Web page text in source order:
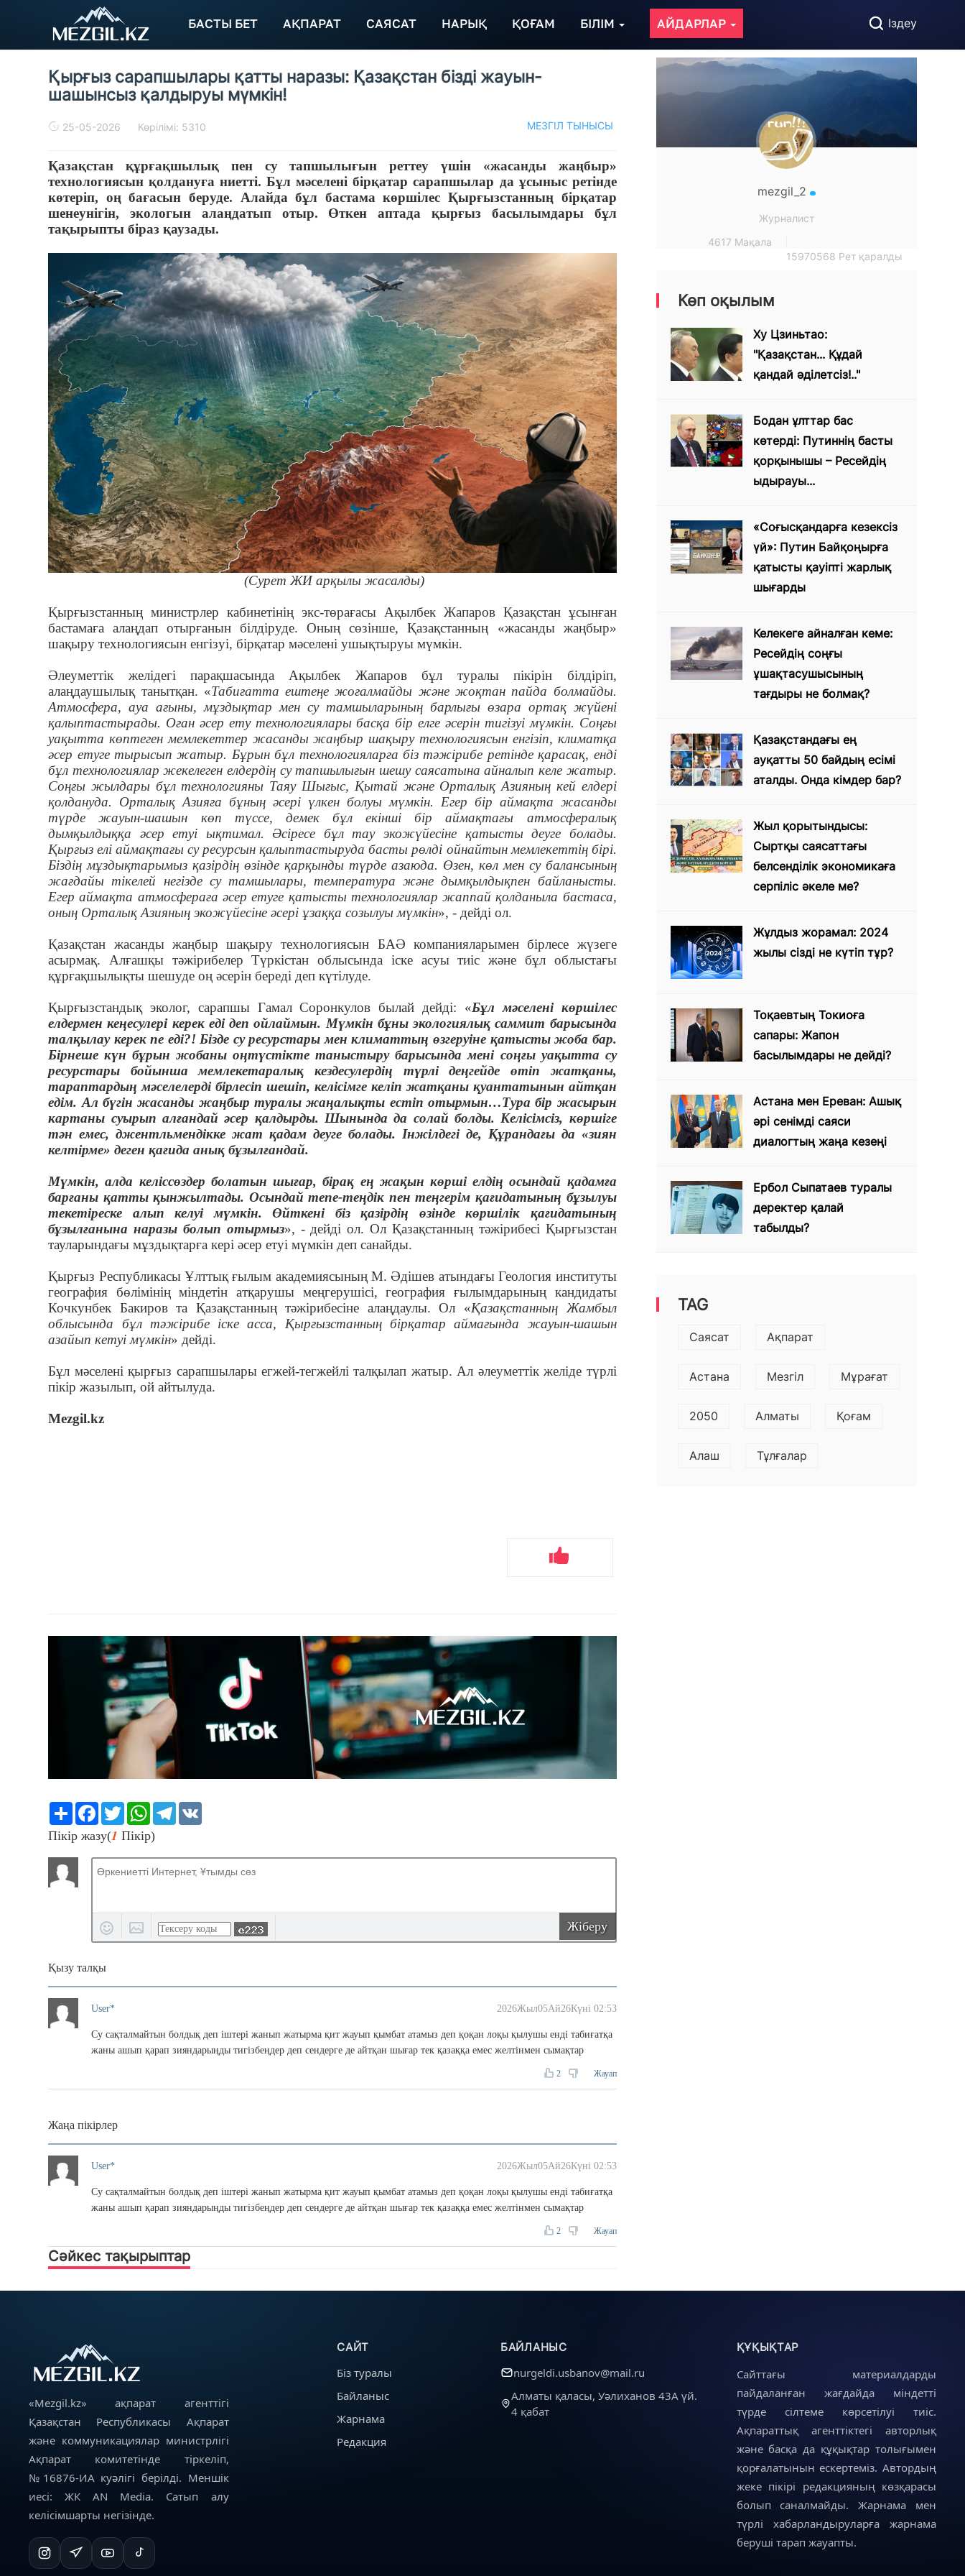
БАСТЫ БЕТ АҚПАРАТ САЯСАТ НАРЫҚ ҚОҒАМ БІЛІМ АЙДАРЛАР Іздеу
Қырғыз сарапшылары қатты наразы: Қазақстан бізді жауын-
шашынсыз қалдыруы мүмкін!
МЕЗГІЛ ТЫНЫСЫ
25-05-2026 Көрілімі: 5310
Қазақстан құрғақшылық пен су тапшылығын реттеу үшін «жасанды жаңбыр»
технологиясын қолдануға ниетті. Бұл мәселені бірқатар сарапшылар да ұсыныс ретінде
көтеріп, оң бағасын беруде. Алайда бұл бастама көршілес Қырғызстанның бірқатар
шенеунігін, экологын алаңдатып отыр. Өткен аптада қырғыз басылымдары бұл
тақырыпты біраз қаузады.
(Сурет ЖИ арқылы жасалды)
Қырғызстанның министрлер кабинетінің экс-төрағасы Ақылбек Жапаров Қазақстан ұсынған
бастамаға алаңдап отырғанын білдіруде. Оның сөзінше, Қазақстанның «жасанды жаңбыр»
шақыру технологиясын енгізуі, бірқатар мәселені ушықтыруы мүмкін.
Әлеуметтік желідегі парақшасында Ақылбек Жапаров бұл туралы пікірін білдіріп,
алаңдаушылық танытқан. «Табиғатта ештеңе жоғалмайды және жоқтан пайда болмайды.
Атмосфера, ауа ағыны, мұздықтар мен су тамшыларының барлығы өзара ортақ жүйені
қалыптастырады. Оған әсер ету технологиялары басқа бір елге әсерін тигізуі мүмкін. Соңғы
уақытта көптеген мемлекеттер жасанды жаңбыр шақыру технологиясын енгізіп, климатқа
әсер етуге тырысып жатыр. Бұрын бұл технологияларға біз тәжірибе ретінде қарасақ, енді
бұл технологиялар жекелеген елдердің су тапшылығын шешу саясатына айналып келе жатыр.
Соңғы жылдары бұл технологияны Таяу Шығыс, Қытай және Орталық Азияның кей елдері
қолдануда. Орталық Азияға бұның әсері үлкен болуы мүмкін. Егер бір аймақта жасанды
түрде жауын-шашын көп түссе, демек бұл екінші бір аймақтағы атмосфералық
дымқылдыққа әсер етуі ықтимал. Әсіресе бұл тау экожүйесіне қатысты деуге болады.
Қырғыз елі аймақтағы су ресурсын қалыптастыруда басты рөлді ойнайтын мемлекеттің бірі.
Біздің мұздықтарымыз қазірдің өзінде қарқынды түрде азаюда. Өзен, көл мен су балансының
жағдайы тікелей негізде су тамшылары, температура және дымқылдықпен байланысты.
Егер аймақта атмосфераға әсер етуге қатысты технологиялар жаппай қолданыла бастаса,
оның Орталық Азияның экожүйесіне әсері ұзаққа созылуы мүмкін», - дейді ол.
Қазақстан жасанды жаңбыр шақыру технологиясын БАӘ компанияларымен бірлесе жүзеге
асырмақ. Алғашқы тәжірибелер Түркістан облысында іске асуы тиіс және бұл облыстағы
құрғақшылықты шешуде оң әсерін береді деп күтілуде.
Қырғызстандық эколог, сарапшы Гамал Соронкулов былай дейді: «Бұл мәселені көршілес
елдермен кеңесулері керек еді деп ойлаймын. Мүмкін бұны экологиялық саммит барысында
талқылау керек пе еді?! Бізде су ресурстары мен климаттың өзгеруіне қатысты жоба бар.
Бірнеше күн бұрын жобаны оңтүстікте таныстыру барысында мені соңғы уақытта су
ресурстары бойынша мемлекетаралық кездесулердің түрлі деңгейде өтіп жатқаны,
тараптардың мәселелерді бірлесіп шешіп, келісімге келіп жатқаны қуантатынын айтқан
едім. Ал бүгін жасанды жаңбыр туралы жаңалықты естіп отырмын…Тура бір жасырын
картаны суырып алғандай әсер қалдырды. Шынында да солай болды. Келісімсіз, көршіге
тән емес, джентльмендікке жат қадам деуге болады. Інжілдегі де, Құрандағы да «зиян
келтірме» деген қағида анық бұзылғандай.
Мүмкін, алда келіссөздер болатын шығар, бірақ ең жақын көрші елдің осындай қадамға
барғаны қатты қынжылтады. Осындай тепе-теңдік пен теңгерім қағидатының бұзылуы
текетіреске алып келуі мүмкін. Өйткені біз қазірдің өзінде көршілік қағидатының
бұзылғанына наразы болып отырмыз», - дейді ол. Ол Қазақстанның тәжірибесі Қырғызстан
тауларындағы мұздықтарға кері әсер етуі мүмкін деп санайды.
Қырғыз Республикасы Ұлттық ғылым академиясының М. Әдішев атындағы Геология институты
география бөлімінің міндетін атқарушы меңгерушісі, география ғылымдарының кандидаты
Кочкунбек Бакиров та Қазақстанның тәжірибесіне алаңдаулы. Ол «Қазақстанның Жамбыл
облысында бұл тәжірибе іске асса, Қырғызстанның бірқатар аймағында жауын-шашын
азайып кетуі мүмкін» дейді.
Бұл мәселені қырғыз сарапшылары егжей-тегжейлі талқылап жатыр. Ал әлеуметтік желіде түрлі
пікір жазылып, ой айтылуда.
Mezgil.kz
Share Facebook
TwitterWhatsApp
Telegram
Пікір жазу(1 Пікір)
Жіберу
Қызу талқы
User* 2026Жыл05Ай26Күні 02:53
Су сақталмайтын болдық деп іштері жанып жатырма қит жауып қымбат атамыз деп қоқан лоқы қылушы енді табиғатқа
жаны ашып қарап зияндарыңды тигізбеңдер деп сендерге де айтқан шығар тек қазаққа емес желтінмен сымақтар
2 Жауап
Жаңа пікірлер
User* 2026Жыл05Ай26Күні 02:53
Су сақталмайтын болдық деп іштері жанып жатырма қит жауып қымбат атамыз деп қоқан лоқы қылушы енді табиғатқа
жаны ашып қарап зияндарыңды тигізбеңдер деп сендерге де айтқан шығар тек қазаққа емес желтінмен сымақтар
2 Жауап
Сәйкес тақырыптар
mezgil_2
Журналист
4617 Мақала
15970568 Рет қаралды
Көп оқылым
Ху Цзиньтао:
"Қазақстан... Құдай
қандай әділетсіз!.."
Бодан ұлттар бас
көтерді: Путиннің басты
қорқынышы – Ресейдің
ыдырауы...
«Соғысқандарға кезексіз
үй»: Путин Байқоңырға
қатысты қауіпті жарлық
шығарды
Келекеге айналған кеме:
Ресейдің соңғы
ұшақтасушысының
тағдыры не болмақ?
Қазақстандағы ең
ауқатты 50 байдың есімі
аталды. Онда кімдер бар?
Жыл қорытындысы:
Сыртқы саясаттағы
белсенділік экономикаға
серпіліс әкеле ме?
Жұлдыз жорамал: 2024
жылы сізді не күтіп тұр?
Тоқаевтың Токиоға
сапары: Жапон
басылымдары не дейді?
Астана мен Ереван: Ашық
әрі сенімді саяси
диалогтың жаңа кезеңі
Ербол Сыпатаев туралы
деректер қалай
табылды?
TAG
Саясат Ақпарат
Астана Мезгіл Мұрағат
2050 Алматы Қоғам
Алаш Тұлғалар
«Mezgil.kz» ақпарат агенттігі
Қазақстан Республикасы Ақпарат
және коммуникациялар министрлігі
Ақпарат комитетінде тіркеліп,
№16876-ИА куәлігі берілді. Меншік
иесі: ЖК AN Media. Сатып алу
келісімшарты негізінде.
САЙТ
Біз туралы
Байланыс
Жарнама
Редакция
БАЙЛАНЫС
nurgeldi.usbanov@mail.ru
Алматы қаласы, Уәлиханов 43А үй.
4 қабат
ҚҰҚЫҚТАР
Сайттағы материалдарды
пайдаланған жағдайда міндетті
түрде сілтеме көрсетілуі тиіс.
Ақпараттық агенттіктегі авторлық
және басқа да құқықтар толығымен
қорғалатынын ескертеміз. Автордың
жеке пікірі редакцияның көзқарасы
болып саналмайды. Жарнама мен
түрлі хабарландыруларға жарнама
беруші тарап жауапты.